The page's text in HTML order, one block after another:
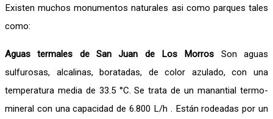
Existen muchos monumentos naturales asi como parques tales
como:
Aguas termales de San Juan de Los Morros Son aguas
sulfurosas, alcalinas, boratadas, de color azulado, con una
temperatura media de 33.5 °C. Se trata de un manantial termo-
mineral con una capacidad de 6.800 L/h . Están rodeadas por un